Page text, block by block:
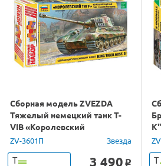
Сборная модель ZVEZDA
Тяжелый немецкий танк T-
VIB «Королевский
Тигр»,башня Хеншель, под.
набор,1/35
ZV-3601П Звезда
Т 3 490 o Т